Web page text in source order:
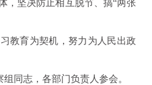
，坚决防止相互脱节、搞“两张
教育为契机，努力为人民出政
同志，各部门负责人参会。